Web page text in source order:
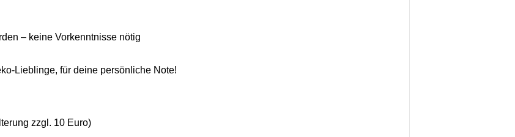
– keine Vorkenntnisse nötig
Lieblinge, für deine persönliche Note!
zzgl. 10 Euro)